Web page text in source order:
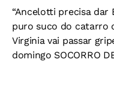
“Ancelotti precisa dar
puro suco do catarro
Virginia vai passar
domingo SOCORRO